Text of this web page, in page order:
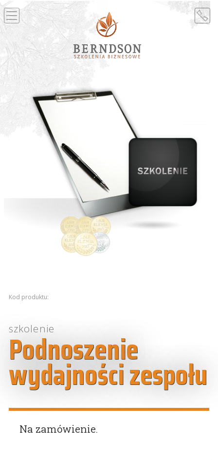
Kod produktu:
szkolenie
Podnoszenie
wydajności zespołu
Na zamówienie.